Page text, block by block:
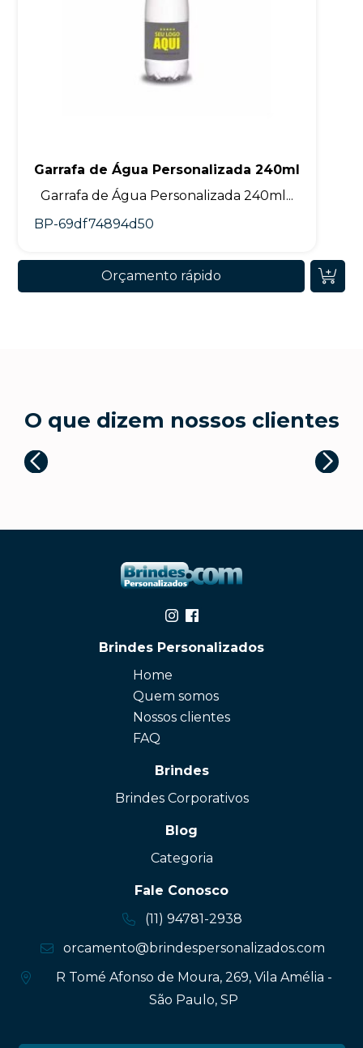
Garrafa de Água Personalizada 240ml
Garrafa de Água Personalizada 240ml...
BP-69df74894d50
Orçamento rápido
O que dizem nossos clientes
Brindes Personalizados
Home
Quem somos
Nossos clientes
FAQ
Brindes
Brindes Corporativos
Blog
Categoria
Fale Conosco
(11) 94781-2938
orcamento@brindespersonalizados.com
R Tomé Afonso de Moura, 269, Vila Amélia -
São Paulo, SP